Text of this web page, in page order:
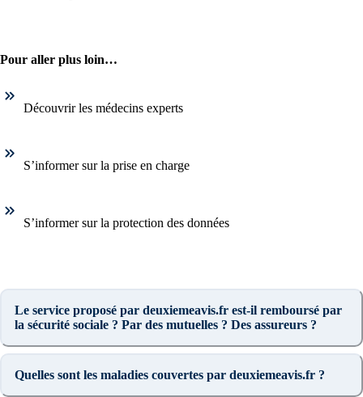
Pour aller plus loin…
Découvrir les médecins experts
S’informer sur la prise en charge
S’informer sur la protection des données
Le service proposé par deuxiemeavis.fr est-il remboursé par
la sécurité sociale ? Par des mutuelles ? Des assureurs ?
Quelles sont les maladies couvertes par deuxiemeavis.fr ?